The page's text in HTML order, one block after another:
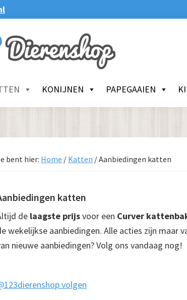
KONIJNEN PAPEGAAIEN
bent hier: Home / Katten /Aanbiedingen katten
katten
de laagste prijsvoor een Curver
wekelijkse aanbiedingen. Alle acties zijn maar
nieuwe aanbiedingen? Volg ons vandaag nog!
volgen